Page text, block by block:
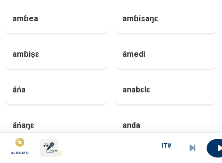
ALBUMS
ITW SANDRA NKAKE SUR
amɓea amɓisaŋɛ
amɓiṣɛ ámedi
áńa anabɛlɛ
áńaŋɛ anda